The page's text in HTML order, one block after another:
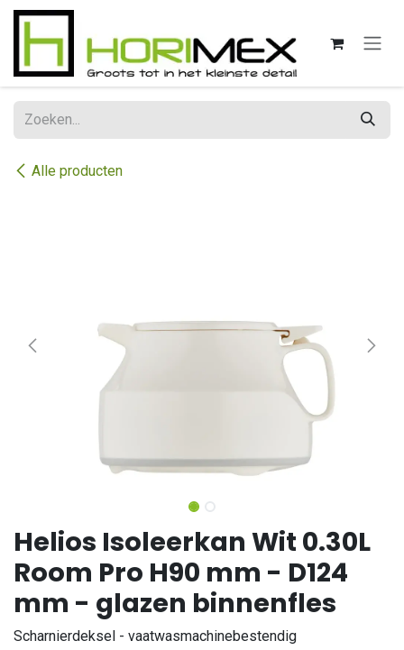
Overslaan naar inhoud
Alle producten
Helios Isoleerkan Wit 0.30L
Room Pro H90 mm - D124
mm - glazen binnenfles
Scharnierdeksel - vaatwasmachinebestendig